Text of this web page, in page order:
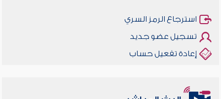
استرجاع الرمز السري
تسجيل عضو جديد
إعادة تفعيل حساب